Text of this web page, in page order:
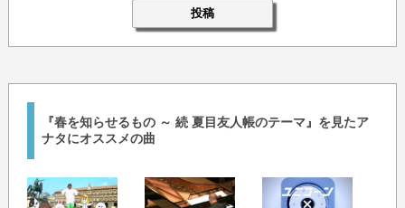
『春を知らせるもの ～ 続 夏目友人帳のテーマ』を見たア
ナタにオススメの曲